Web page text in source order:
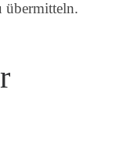
übermitteln.